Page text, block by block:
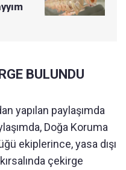
BULUNDU
yapılan paylaşımda
Doğa Koruma
ekiplerince, yasa dışı
çekirge